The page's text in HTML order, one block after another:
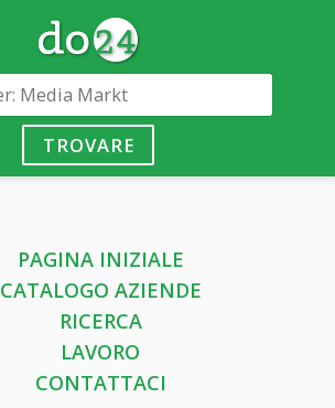
TROVARE
PAGINA INIZIALE
CATALOGO AZIENDE
RICERCA
LAVORO
CONTATTACI